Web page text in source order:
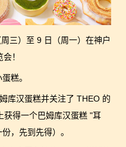
三）至 9 日（周一）在神户
！
糕。
库汉蛋糕并关注了 THEO 的
获得一个巴姆库汉蛋糕 "耳
，先到先得）。